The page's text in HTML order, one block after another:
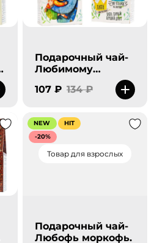
Подарочный чай-
Любимому
папуле. Ты самый
лучший!
107 ₽ 134 ₽
Товар для взрослых
NEW
HIT
-20%
Подарочный чай-
Любофь моркофь.